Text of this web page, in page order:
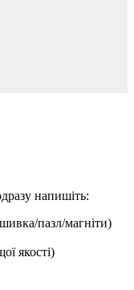
напишіть:
пазл/магніти)
якості)